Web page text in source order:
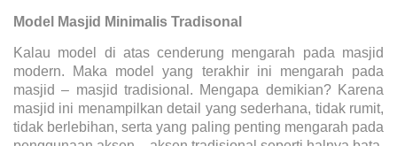
Model Masjid Minimalis Tradisonal
Kalau model di atas cenderung mengarah pada masjid
modern. Maka model yang terakhir ini mengarah pada
masjid – masjid tradisional. Mengapa demikian? Karena
masjid ini menampilkan detail yang sederhana, tidak rumit,
tidak berlebihan, serta yang paling penting mengarah pada